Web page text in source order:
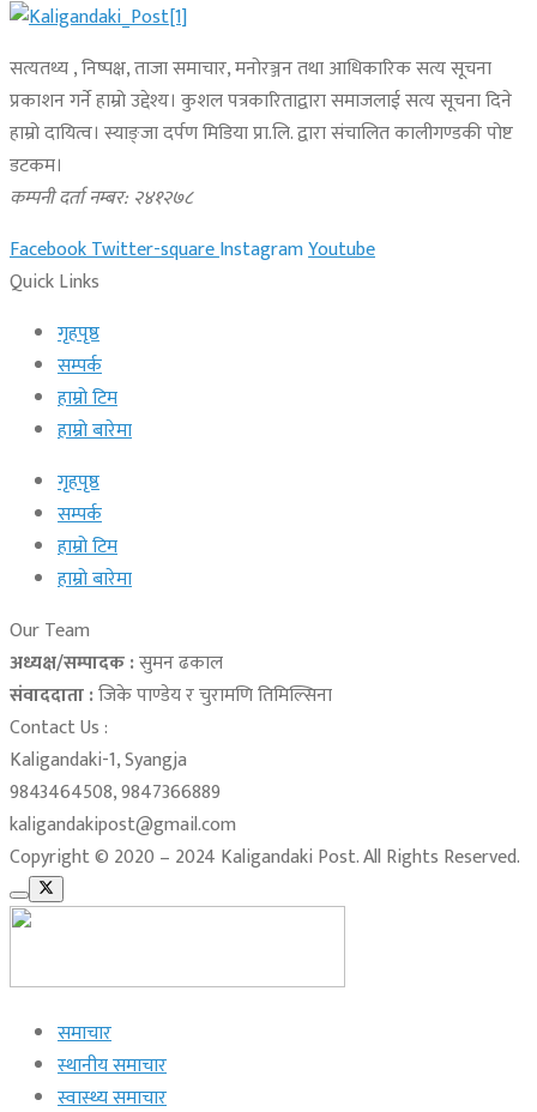
सत्यतथ्य , निष्पक्ष, ताजा समाचार, मनोरञ्जन तथा आधिकारिक सत्य सूचना
प्रकाशन गर्ने हाम्रो उद्देश्य। कुशल पत्रकारिताद्वारा समाजलाई सत्य सूचना दिने
हाम्रो दायित्व। स्याङ्जा दर्पण मिडिया प्रा.लि. द्वारा संचालित कालीगण्डकी पोष्ट
डटकम।
कम्पनी दर्ता नम्बर: २४१२७८
FacebookTwitter-squareInstagramYoutube
Quick Links
गृहपृष्ठ
सम्पर्क
हाम्रो टिम
हाम्रो बारेमा
गृहपृष्ठ
सम्पर्क
हाम्रो टिम
हाम्रो बारेमा
Our Team
अध्यक्ष/सम्पादक :सुमन ढकाल
संवाददाता :जिके पाण्डेय र चुरामणि तिमिल्सिना
Contact Us :
Kaligandaki-1, Syangja
9843464508, 9847366889
kaligandakipost@gmail.com
Copyright © 2020 – 2024 Kaligandaki Post. All Rights Reserved.
समाचार
स्थानीय समाचार
स्वास्थ्य समाचार